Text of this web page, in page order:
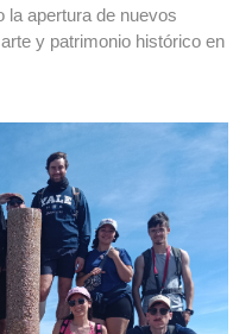
la apertura de nuevos
y patrimonio histórico en